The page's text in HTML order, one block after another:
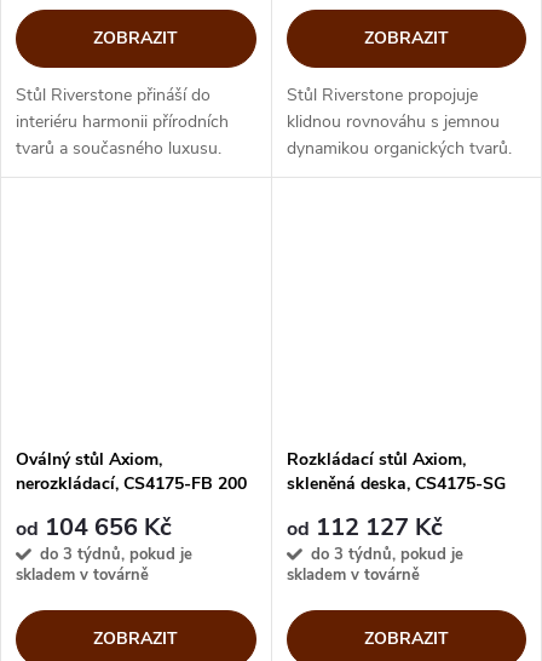
ZOBRAZIT
Stůl Riverstone přináší do
interiéru harmonii přírodních
tvarů a současného luxusu.
Organická masivní báze nesou
ZOBRAZIT
Stůl Riverstone propojuje
klidnou rovnováhu s jemnou
dynamikou organických tvarů.
Jeho dva asymetrické
Oválný stůl Axiom,
nerozkládací, CS4175-FB 200
od 104 656 Kč
do 3 týdnů, pokud je
skladem v továrně
ZOBRAZIT
Rozkládací stůl Axiom,
skleněná deska, CS4175-SG
od 112 127 Kč
do 3 týdnů, pokud je
skladem v továrně
ZOBRAZIT